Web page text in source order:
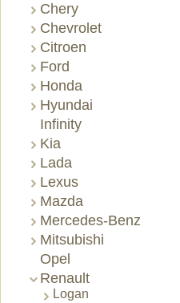
Chery
Chevrolet
Citroen
Ford
Honda
Hyundai
Infinity
Kia
Lada
Lexus
Mazda
Mercedes-Benz
Mitsubishi
Opel
Renault
Logan